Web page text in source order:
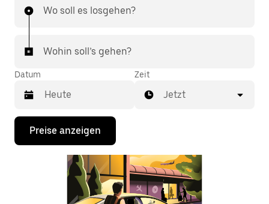
Wo soll es losgehen?
Wohin soll’s gehen?
Datum
Drücke
Nach-
Zeit
Jetzt
Preise anzeigen